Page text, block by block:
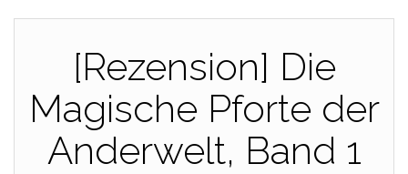
[Rezension] Die
Magische Pforte der
Anderwelt, Band 1